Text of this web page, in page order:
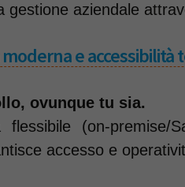
gestione aziendale
e accessibilità
ovunque tu sia.
flessibile (on-premise/
accesso e